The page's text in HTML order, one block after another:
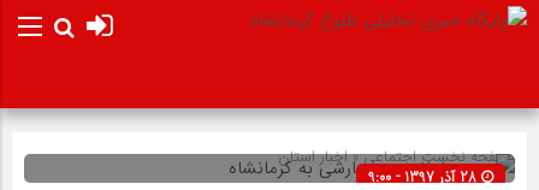
صفحه نخستاجتماعی»اخبار استان
28 آذر 1397 - 9:00